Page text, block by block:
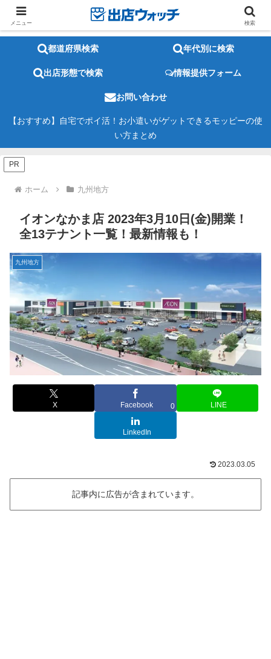
都道府県検索 年代別に検索
出店形態で検索 情報提供フォーム
お問い合わせ
【おすすめ】自宅でポイ活！お小遣いがゲットできるモッピーの使
い方まとめ
PR
ホーム 九州地方
イオンなかま店 2023年3月10日(金)開業！
全13テナント一覧！最新情報も！
九州地方
X Facebook 0 LINE
LinkedIn
2023.03.05
記事内に広告が含まれています。
メニュー 検索